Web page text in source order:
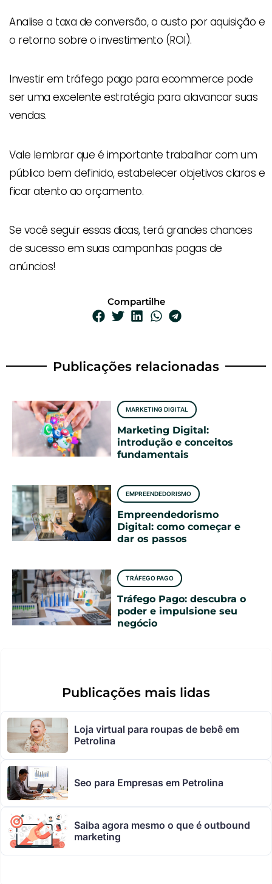
Analise a taxa de conversão, o custo por aquisição e
o retorno sobre o investimento (ROI).
Investir em tráfego pago para ecommerce pode
ser uma excelente estratégia para alavancar suas
vendas.
Vale lembrar que é importante trabalhar com um
público bem definido, estabelecer objetivos claros e
ficar atento ao orçamento.
Se você seguir essas dicas, terá grandes chances
de sucesso em suas campanhas pagas de
anúncios!
Compartilhe
Publicações relacionadas
MARKETING DIGITAL
Marketing Digital:
introdução e conceitos
fundamentais
EMPREENDEDORISMO
Empreendedorismo
Digital: como começar e
dar os passos
TRÁFEGO PAGO
Tráfego Pago: descubra o
poder e impulsione seu
negócio
Publicações mais lidas
Loja virtual para roupas de bebê em
Petrolina
Seo para Empresas em Petrolina
Saiba agora mesmo o que é outbound
marketing